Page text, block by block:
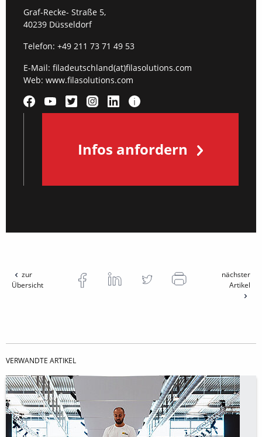
Graf-Recke- Straße 5,
40239 Düsseldorf
Telefon: +49 211 73 71 49 53
E-Mail: filadeutschland(at)filasolutions.com
Web: www.filasolutions.com
Infos anfordern
zur
Übersicht
nächster
Artikel
VERWANDTE ARTIKEL